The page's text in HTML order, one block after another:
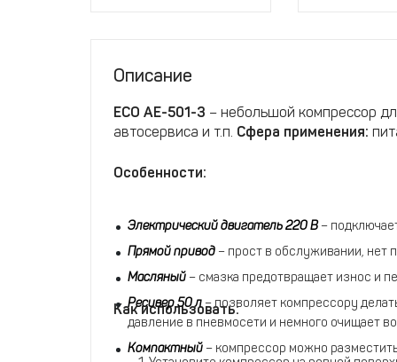
Описание
ECO AE-501-3 – небольшой компрессор
автосервиса и т.п. Сфера применения:
Особенности:
Электрический двигатель 220 В–
Прямой привод – прост в обслуживании, нет
Масляный – смазка предотвращает износ и
Ресивер 50 л– позволяет компрессору
давление в пневмосети и немного очищает
Компактный – компрессор можно
Как использовать: